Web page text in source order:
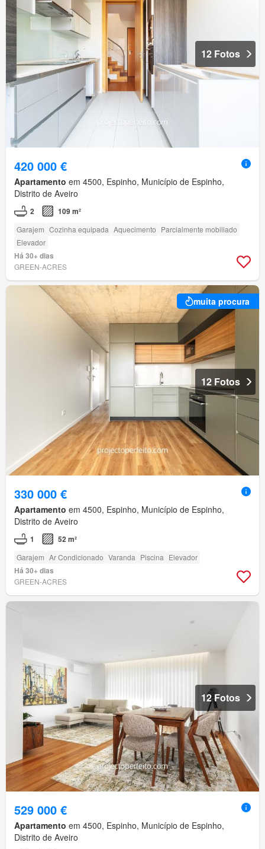
12 Fotos
420 000 €
Apartamento em 4500, Espinho, Município de Espinho,
Distrito de Aveiro
2 109 m²
Garajem Cozinha equipada Aquecimento Parcialmente mobiliado
Elevador
Há 30+ dias
GREEN-ACRES
muita procura
12 Fotos
330 000 €
Apartamento em 4500, Espinho, Município de Espinho,
Distrito de Aveiro
1 52 m²
Garajem Ar Condicionado Varanda Piscina Elevador
Há 30+ dias
GREEN-ACRES
12 Fotos
529 000 €
Apartamento em 4500, Espinho, Município de Espinho,
Distrito de Aveiro